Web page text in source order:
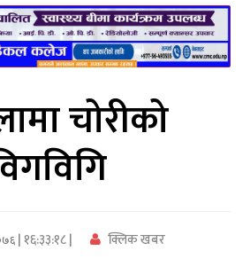
चोरीको
| १६:३३:१८ | क्लिक खबर